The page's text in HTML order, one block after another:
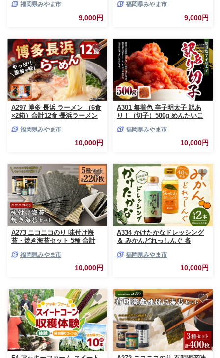
福岡県みやま市
9,000円
理 サラダドレッシング ミカン
福岡県みやま市
9,000円
A297 博多 長浜 ラーメン （6食
×2箱）合計12食 長浜ラーメン
極細麺 生麺 生ラーメン 豚骨 豚
骨スープ 保存食 非常食 インス
福岡県みやま市
10,000円
A301 無着色 辛子明太子 訳あ
り！（切子）500g めんたいこ
色料不使用 家庭用 訳アリ ワケ
アリ わけあり 理由あり 冷凍
福岡県みやま市
10,000円
A273 ニコニコのり 味付け海
苔・焼き海苔セット 5種 合計
福岡県みやま市
10,000円
A334 かけたかなドレッシング
＆ みかんどれっしんぐ 各
ドレッシング 調味料 料理 サラ
ダドレッシング サラダ 野菜 高
菜 三池高菜 ミカン 果物 くだも
福岡県みやま市
10,000円